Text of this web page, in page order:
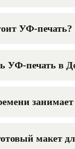
УФ-печать?
УФ-печать в
макет